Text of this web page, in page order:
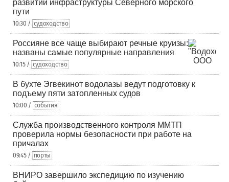
развитии инфраструктуры Северного морского
пути
10:30 / судоходство
Россияне все чаще выбирают речные круизы:
названы самые популярные направления
10:15 / судоходство
В бухте Эгвекинот водолазы ведут подготовку к
подъему пяти затопленных судов
10:00 / события
Служба производственного контроля ММТП
проверила нормы безопасности при работе на
причалах
09:45 / порты
ВНИРО завершило экспедицию по изучению